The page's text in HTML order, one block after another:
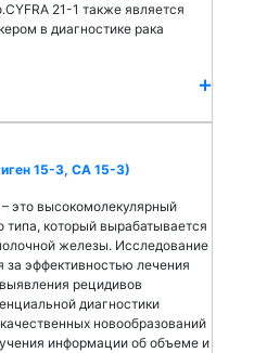
21-1 также является
в диагностике рака
15-3, СА 15-3)
это высокомолекулярный
типа, который вырабатывается
железы. Исследование
за эффективностью лечения
рецидивов
диагностики
новообразований
информации об объеме и